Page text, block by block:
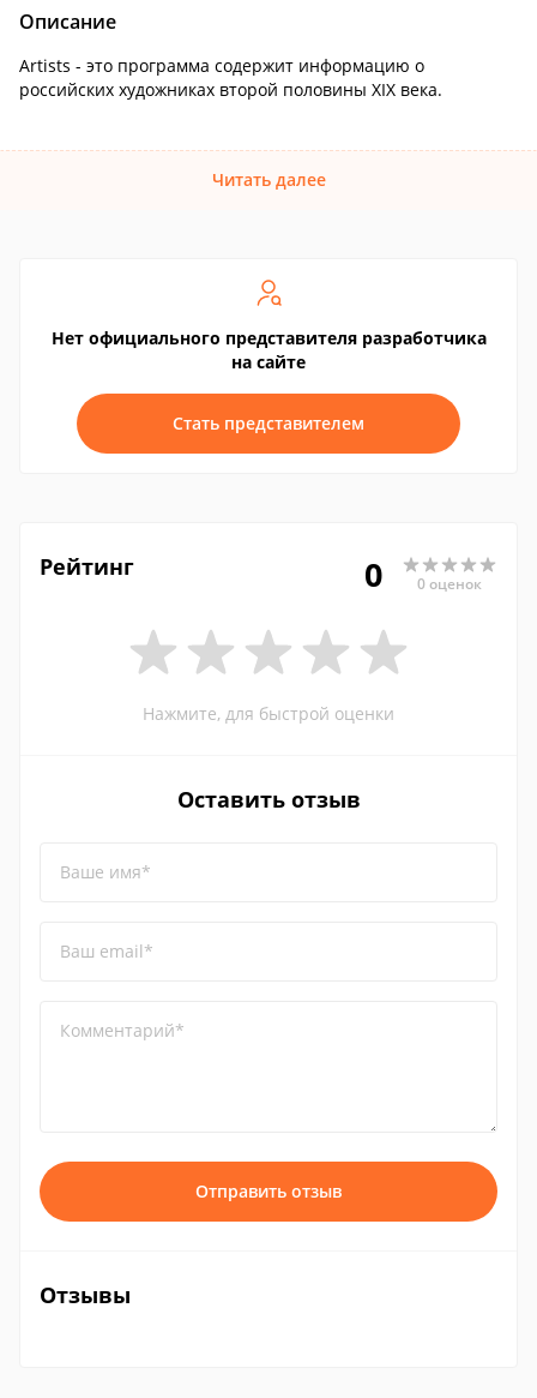
Описание
Artists - это программа содержит информацию о
российских художниках второй половины XIX века.
Читать далее
Нет официального представителя разработчика
на сайте
Стать представителем
Рейтинг 0 0 оценок
Нажмите, для быстрой оценки
Оставить отзыв
Ваше имя*
Ваш email*
Комментарий*
Отправить отзыв
Отзывы